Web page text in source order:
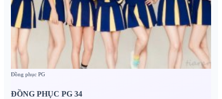
Đồng phục PG
ĐỒNG PHỤC PG 34